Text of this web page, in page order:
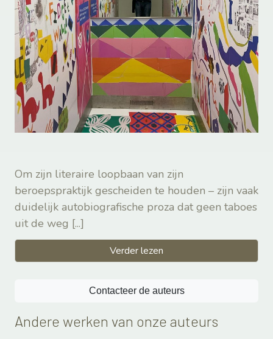
Om zijn literaire loopbaan van zijn
beroepspraktijk gescheiden te houden – zijn vaak
duidelijk autobiografische proza dat geen taboes
uit de weg [...]
Verder lezen
Contacteer de auteurs
Andere werken van onze auteurs